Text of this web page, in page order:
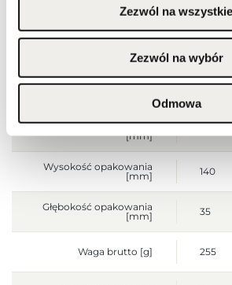
Zezwól na wszystkie
Zezwól na wybór
Odmowa
i
Szerokość opakowania
[mm]
Wysokość opakowania
[mm]
140
Głębokość opakowania
[mm]
35
Waga brutto [g] 255